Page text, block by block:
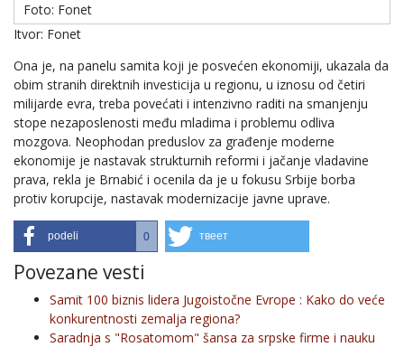
Foto: Fonet
Itvor: Fonet
Ona je, na panelu samita koji je posvećen ekonomiji, ukazala da
obim stranih direktnih investicija u regionu, u iznosu od četiri
milijarde evra, treba povećati i intenzivno raditi na smanjenju
stope nezaposlenosti među mladima i problemu odliva
mozgova. Neophodan preduslov za građenje moderne
ekonomije je nastavak strukturnih reformi i jačanje vladavine
prava, rekla je Brnabić i ocenila da je u fokusu Srbije borba
protiv korupcije, nastavak modernizacije javne uprave.
podeli 0 твеет
Povezane vesti
Samit 100 biznis lidera Jugoistočne Evrope : Kako do veće
konkurentnosti zemalja regiona?
Saradnja s "Rosatomom" šansa za srpske firme i nauku